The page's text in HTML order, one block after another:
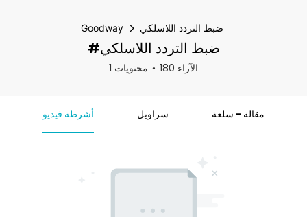
Goodway ضبط التردد اللاسلكي
#ضبط التردد اللاسلكي
1 محتويات 180 الآراء
أشرطة فيديو سراويل مقالة - سلعة